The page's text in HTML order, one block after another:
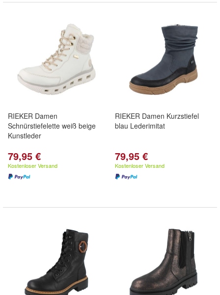
RIEKER Damen
Schnürstiefelette weiß beige
Kunstleder
79,95 €
Kostenloser Versand
RIEKER Damen Kurzstiefel
blau Lederimitat
79,95 €
Kostenloser Versand